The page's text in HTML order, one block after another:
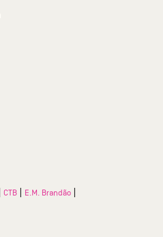
|CTB E.M. Brandão